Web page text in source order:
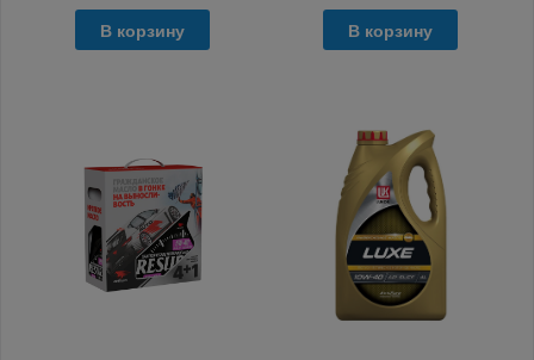
В корзину В корзину